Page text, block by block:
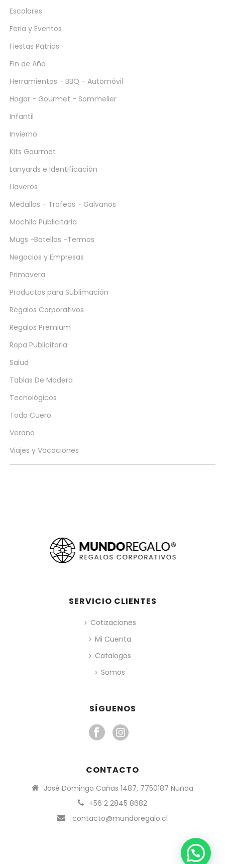
Escolares
Feria y Eventos
Fiestas Patrias
Fin de Año
Herramientas - BBQ - Automóvil
Hogar - Gourmet - Sommelier
Infantil
Invierno
Kits Gourmet
Lanyards e Identificación
Llaveros
Medallas - Trofeos - Galvanos
Mochila Publicitaria
Mugs -Botellas -Termos
Negocios y Empresas
Primavera
Productos para Sublimación
Regalos Corporativos
Regalos Premium
Ropa Publicitaria
Salud
Tablas De Madera
Tecnológicos
Todo Cuero
Verano
Viajes y Vacaciones
SERVICIO CLIENTES
Cotizaciones
Mi Cuenta
Catalogos
Somos
SÍGUENOS
CONTACTO
José Domingo Cañas 1487, 7750187 Ñuñoa
+56 2 2845 8682
contacto@mundoregalo.cl